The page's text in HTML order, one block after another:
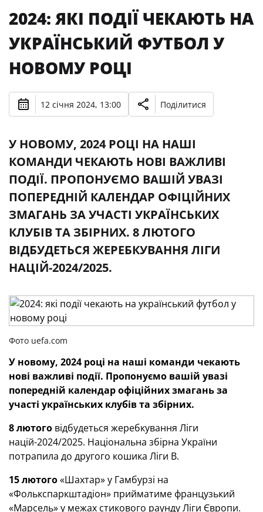
2024: ЯКІ ПОДІЇ ЧЕКАЮТЬ НА
УКРАЇНСЬКИЙ ФУТБОЛ У
НОВОМУ РОЦІ
12 січня 2024, 13:00 Поділитися
У НОВОМУ, 2024 РОЦІ НА НАШІ
КОМАНДИ ЧЕКАЮТЬ НОВІ ВАЖЛИВІ
ПОДІЇ. ПРОПОНУЄМО ВАШІЙ УВАЗІ
ПОПЕРЕДНІЙ КАЛЕНДАР ОФІЦІЙНИХ
ЗМАГАНЬ ЗА УЧАСТІ УКРАЇНСЬКИХ
КЛУБІВ ТА ЗБІРНИХ. 8 ЛЮТОГО
ВІДБУДЕТЬСЯ ЖЕРЕБКУВАННЯ ЛІГИ
НАЦІЙ-2024/2025.
Фото uefa.com
У новому, 2024 році на наші команди чекають
нові важливі події. Пропонуємо вашій увазі
попередній календар офіційних змагань за
участі українських клубів та збірних.
8 лютого відбудеться жеребкування Ліги
націй-2024/2025. Національна збірна України
потрапила до другого кошика Ліги В.
15 лютого«Шахтар» у Гамбурзі на
«Фолькспаркштадіон» прийматиме французький
«Марсель» у межах стикового раунду Ліги Європи.